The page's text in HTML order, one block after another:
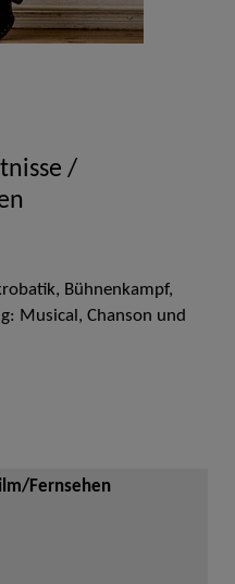
/
Bühnenkampf,
Musical, Chanson und
Fernsehen